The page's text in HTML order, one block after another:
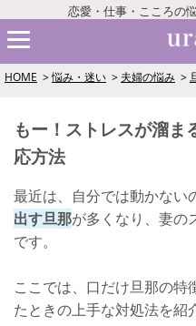
恋愛・仕事・こころの
HOME 悩み・迷い 夫婦の悩み
もー！ストレスが溜ま
応方法
最近は、自分では動かない
出す旦那が多くなり、妻の
です。
ここでは、口だけ旦那の特
たときの上手な対処法を紹